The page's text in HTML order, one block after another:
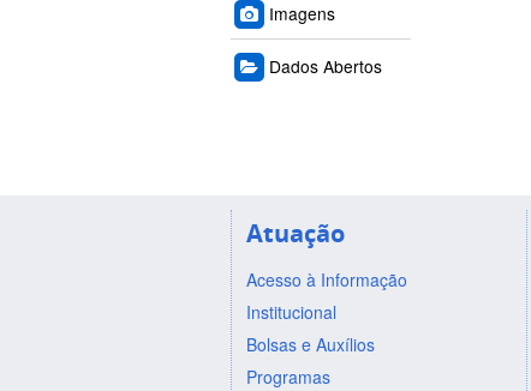
Imagens
Dados Abertos
Atuação
Acesso à Informação
Institucional
Bolsas e Auxílios
Programas